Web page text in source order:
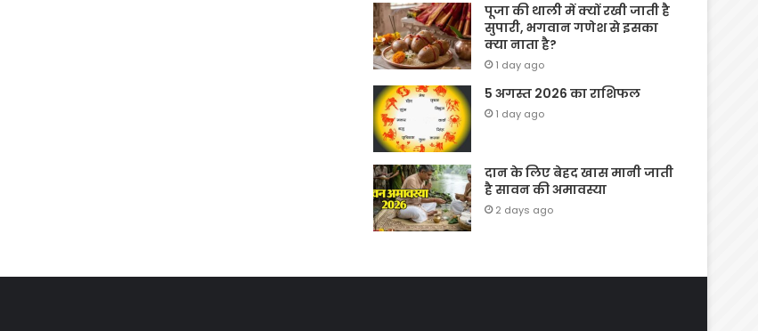
पूजा की थाली में क्यों रखी जाती है
सुपारी, भगवान गणेश से इसका
क्या नाता है?
1 day ago
5 अगस्त 2026 का राशिफल
1 day ago
दान के लिए बेहद खास मानी जाती
है सावन की अमावस्या
2 days ago